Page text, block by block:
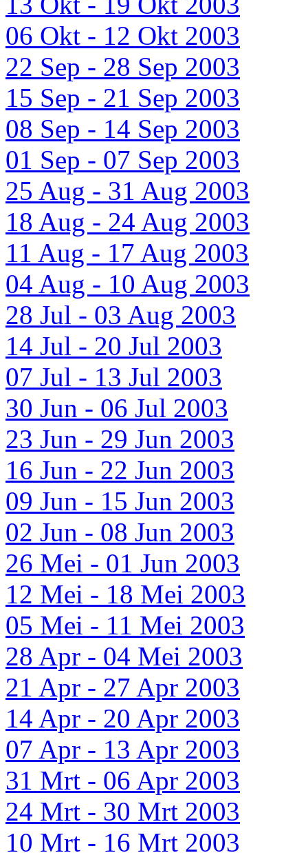
06 Okt - 12 Okt 2003
22 Sep - 28 Sep 2003
15 Sep - 21 Sep 2003
08 Sep - 14 Sep 2003
01 Sep - 07 Sep 2003
25 Aug - 31 Aug 2003
18 Aug - 24 Aug 2003
11 Aug - 17 Aug 2003
04 Aug - 10 Aug 2003
28 Jul - 03 Aug 2003
14 Jul - 20 Jul 2003
07 Jul - 13 Jul 2003
30 Jun - 06 Jul 2003
23 Jun - 29 Jun 2003
16 Jun - 22 Jun 2003
09 Jun - 15 Jun 2003
02 Jun - 08 Jun 2003
26 Mei - 01 Jun 2003
12 Mei - 18 Mei 2003
05 Mei - 11 Mei 2003
28 Apr - 04 Mei 2003
21 Apr - 27 Apr 2003
14 Apr - 20 Apr 2003
07 Apr - 13 Apr 2003
31 Mrt - 06 Apr 2003
24 Mrt - 30 Mrt 2003
10 Mrt - 16 Mrt 2003